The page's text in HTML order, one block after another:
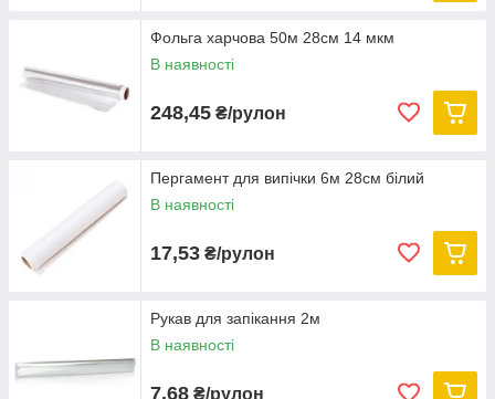
Фольга харчова 50м 28см 14 мкм
В наявності
248,45 ₴/рулон
Пергамент для випічки 6м 28см білий
В наявності
17,53 ₴/рулон
Рукав для запікання 2м
В наявності
7,68 ₴/рулон